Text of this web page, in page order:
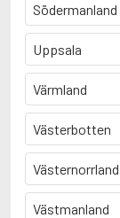
Södermanland
Uppsala
Värmland
Västerbotten
Västernorrland
Västmanland